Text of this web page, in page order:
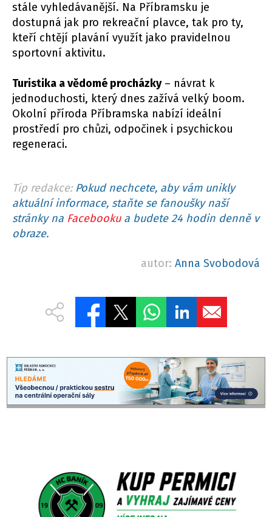
stále vyhledávanější. Na Příbramsku je
dostupná jak pro rekreační plavce, tak pro ty,
kteří chtějí plavání využít jako pravidelnou
sportovní aktivitu.
Turistika a vědomé procházky– návrat k
jednoduchosti, který dnes zažívá velký boom.
Okolní příroda Příbramska nabízí ideální
prostředí pro chůzi, odpočinek i psychickou
regeneraci.
Tip redakce: Pokud nechcete, aby vám unikly
aktuální informace, staňte se fanoušky naší
stránky na Facebookua budete 24 hodin denně v
obraze.
autor: Anna Svobodová